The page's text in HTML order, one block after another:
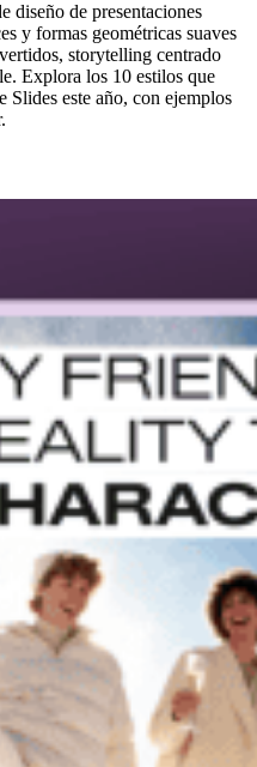
diseño de presentaciones
y formas geométricas suaves
storytelling centrado
Explora los 10 estilos que
Slides este año, con ejemplos